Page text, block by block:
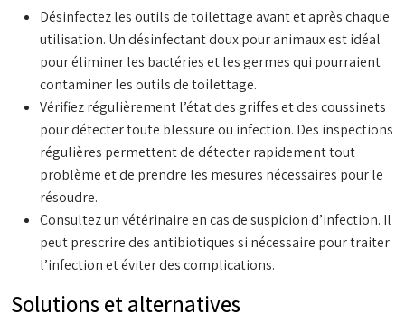
Désinfectez les outils de toilettage avant et après chaque
utilisation. Un désinfectant doux pour animaux est idéal
pour éliminer les bactéries et les germes qui pourraient
contaminer les outils de toilettage.
Vérifiez régulièrement l’état des griffes et des coussinets
pour détecter toute blessure ou infection. Des inspections
régulières permettent de détecter rapidement tout
problème et de prendre les mesures nécessaires pour le
résoudre.
Consultez un vétérinaire en cas de suspicion d’infection. Il
peut prescrire des antibiotiques si nécessaire pour traiter
l’infection et éviter des complications.
Solutions et alternatives